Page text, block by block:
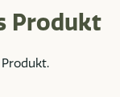
Produkt